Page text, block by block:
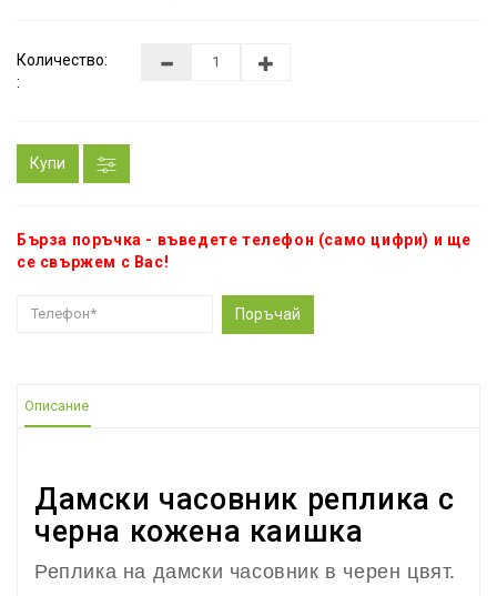
Количество:
:
Купи
Бърза поръчка - въведете телефон (само цифри) и ще
се свържем с Вас!
Поръчай
Описание
Дамски часовник реплика с
черна кожена каишка
Реплика на дамски часовник в черен цвят.